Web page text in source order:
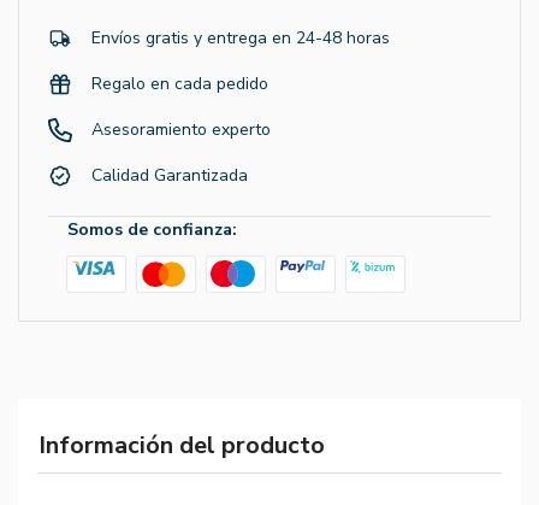
Envíos gratis y entrega en 24-48 horas
Regalo en cada pedido
Asesoramiento experto
Calidad Garantizada
Somos de confianza:
Información del producto